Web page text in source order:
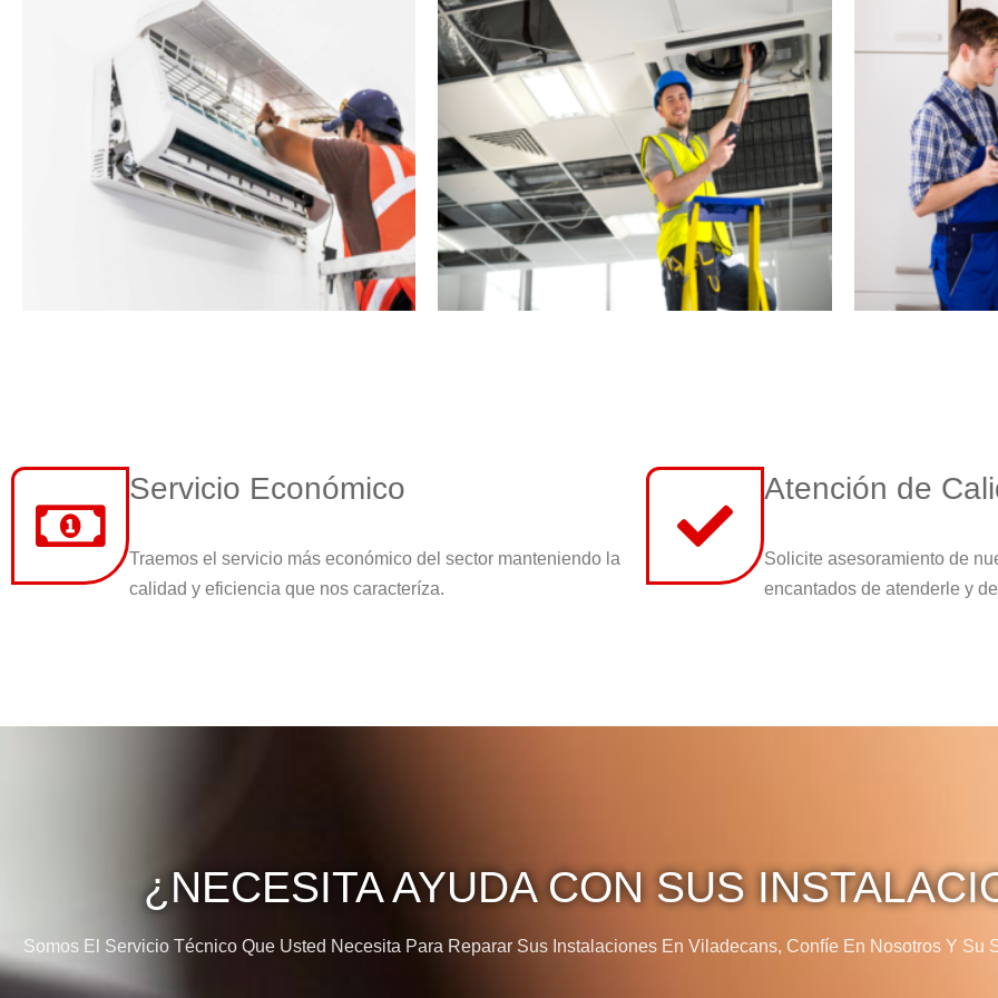
Servicio Económico
Traemos el servicio más económico del sector manteniendo la
calidad y eficiencia que nos caracteríza.
Atención de
Solicite asesoramiento de
encantados de atenderle y
¿NECESITA AYUDA CON SUS
Somos El Servicio Técnico Que Usted Necesita Para Reparar Sus Instalaciones En Viladecans, Confíe En Nosotros Y Su